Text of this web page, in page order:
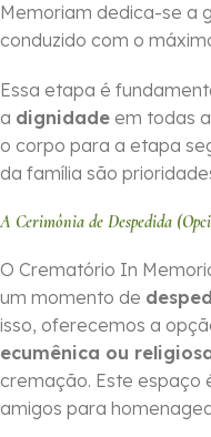
Memoriam dedica-se a
conduzido com o
Essa etapa é
a dignidade em todas
o corpo para a etapa
da família são
A Cerimônia de Despedida
O Crematório In
um momento de
isso, oferecemos a
ecumênica ou
cremação. Este espaço
amigos para